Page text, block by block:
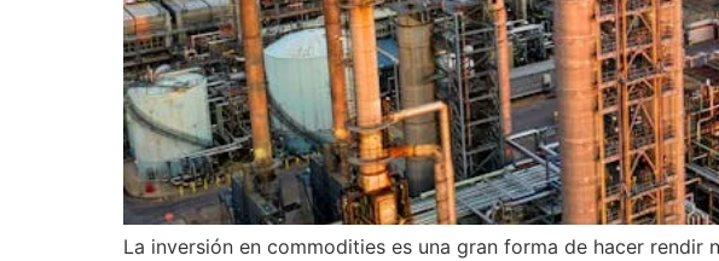
La inversión en commodities es una gran forma de hacer